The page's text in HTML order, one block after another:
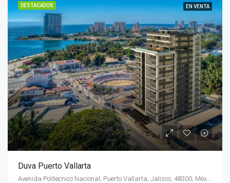
DESTACADOS EN VENTA
Duva Puerto Vallarta
Avenida Politecnico Nacional, Puerto Vallarta, Jalisco, 48300, México